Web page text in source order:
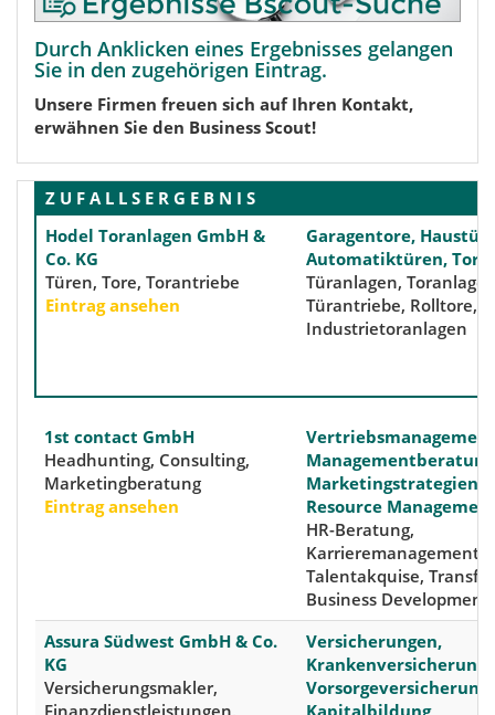
Durch Anklicken eines Ergebnisses gelangen
Sie in den zugehörigen Eintrag.
Unsere Firmen freuen sich auf Ihren Kontakt,
erwähnen Sie den Business Scout!
Z U F A L L S E R G E B N I S
Hodel Toranlagen GmbH &
Co. KG
Türen, Tore, Torantriebe
Eintrag ansehen
Garagentore,
Automatiktüren, Tore
Türanlagen,
Türantriebe, Rolltore,
Industrietoranlagen
1st contact GmbH
Headhunting, Consulting,
Marketingberatung
Eintrag ansehen
Marketingstrategien,
Resource
HR-Beratung,
Karrieremanagement,
Talentakquise,
Business Development
Assura Südwest GmbH & Co.
KG
Versicherungsmakler,
Versicherungen,